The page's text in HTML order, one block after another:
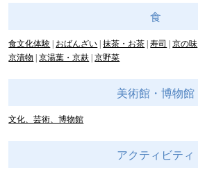
食
食文化体験 おばんざい 抹茶・お茶 寿司 京の味
京漬物
京湯葉・京麸 京野菜
美術館・博物館
文化、芸術、博物館
アクティビティ